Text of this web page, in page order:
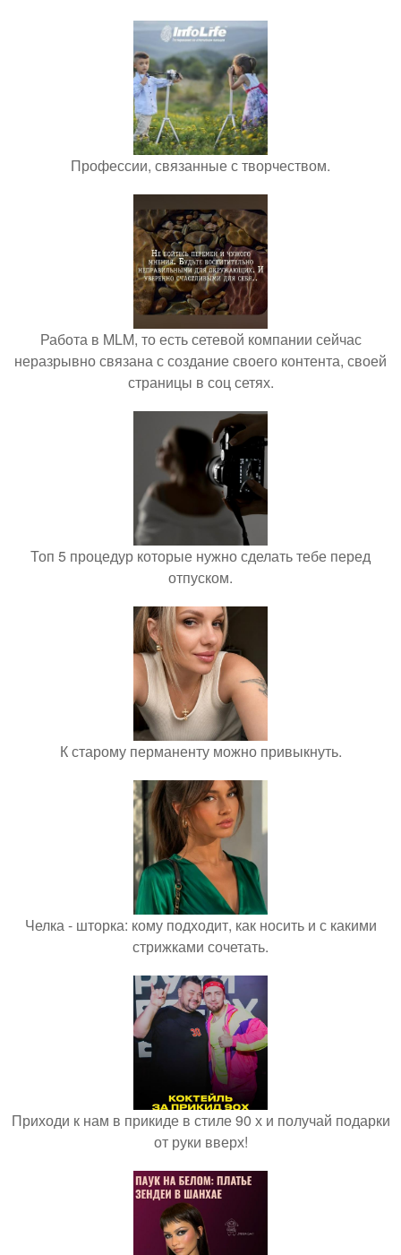
Профессии, связанные с творчеством.
Работа в MLM, то есть сетевой компании сейчас
неразрывно связана с создание своего контента, своей
страницы в соц сетях.
Топ 5 процедур которые нужно сделать тебе перед
отпуском.
К старому перманенту можно привыкнуть.
Челка - шторка: кому подходит, как носить и с какими
стрижками сочетать.
Приходи к нам в прикиде в стиле 90 х и получай подарки
от руки вверх!